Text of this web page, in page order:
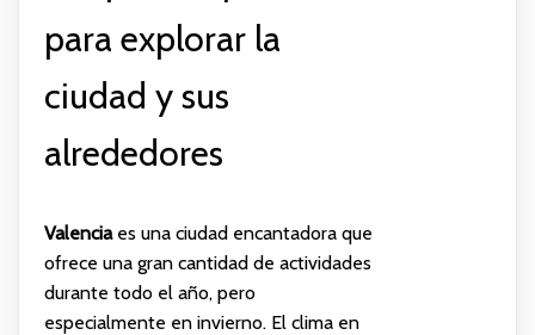
para explorar la
ciudad y sus
alrededores
Valenciaes una ciudad encantadora que
ofrece una gran cantidad de actividades
durante todo el año, pero
especialmente en invierno. El clima en